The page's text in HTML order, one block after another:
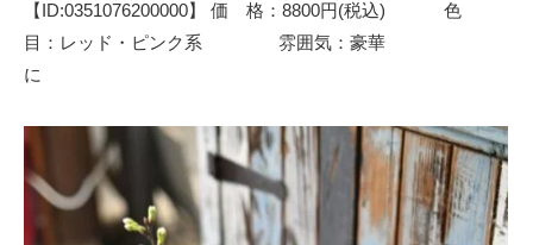
【ID:0351076200000】 価 格：8800円(税込) 色
目：レッド・ピンク系 雰囲気：豪華
に